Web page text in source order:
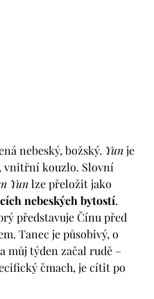
nebeský, božský. Yun je
vnitřní kouzlo. Slovní
Yun lze přeložit jako
nebeských bytostí.
představuje Čínu před
Tanec je působivý, o
můj týden začal rudě –
čmach, je cítit po